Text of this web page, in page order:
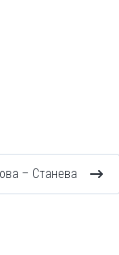
– Станева